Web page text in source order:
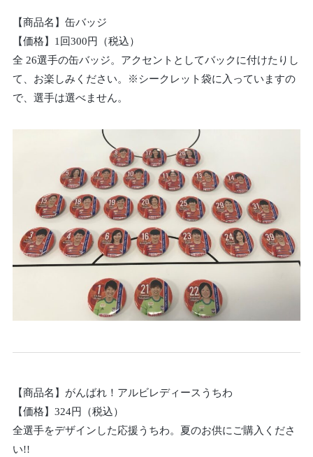
【商品名】缶バッジ
【価格】1回300円（税込）
全 26選手の缶バッジ。アクセントとしてバックに付けたりし
て、お楽しみください。※シークレット袋に入っていますの
で、選手は選べません。
【商品名】がんばれ！アルビレディースうちわ
【価格】324円（税込）
全選手をデザインした応援うちわ。夏のお供にご購入くださ
い!!